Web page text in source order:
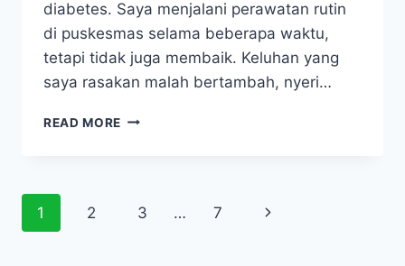
diabetes. Saya menjalani perawatan rutin
di puskesmas selama beberapa waktu,
tetapi tidak juga membaik. Keluhan yang
saya rasakan malah bertambah, nyeri…
READ MORE ATASI
KOLESTEROL
Page
1 2 3 … 7
Next